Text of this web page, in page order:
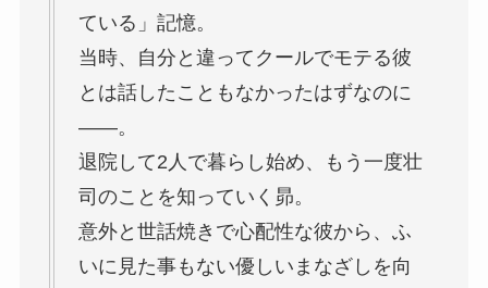
ている」記憶。
当時、自分と違ってクールでモテる彼
とは話したこともなかったはずなのに
――。
退院して2人で暮らし始め、もう一度壮
司のことを知っていく昴。
意外と世話焼きで心配性な彼から、ふ
いに見た事もない優しいまなざしを向